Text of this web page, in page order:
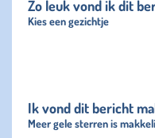
Zo leuk vond ik dit
Kies een gezichtje
Ik vond dit bericht
Meer gele sterren is